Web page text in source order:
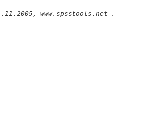
www.spsstools.net .